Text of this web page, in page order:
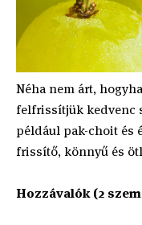
Néha nem árt,
felfrissítjük kedvenc
például pak-choit és
frissítő, könnyű és
Hozzávalók (2